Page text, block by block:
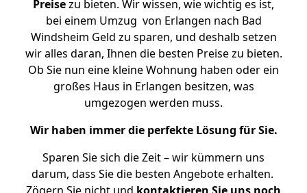
Preisezu bieten. Wir wissen, wie wichtig es ist,
bei einem Umzug von Erlangen nach Bad
Windsheim Geld zu sparen, und deshalb setzen
wir alles daran, Ihnen die besten Preise zu bieten.
Ob Sie nun eine kleine Wohnung haben oder ein
großes Haus in Erlangen besitzen, was
umgezogen werden muss.
Wir haben immer die perfekte Lösung für Sie.
Sparen Sie sich die Zeit – wir kümmern uns
darum, dass Sie die besten Angebote erhalten.